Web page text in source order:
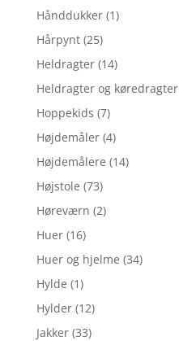
Hånddukker (1)
Hårpynt (25)
Heldragter (14)
Heldragter og køredragter
Hoppekids (7)
Højdemåler (4)
Højdemålere (14)
Højstole (73)
Høreværn (2)
Huer (16)
Huer og hjelme (34)
Hylde (1)
Hylder (12)
Jakker (33)